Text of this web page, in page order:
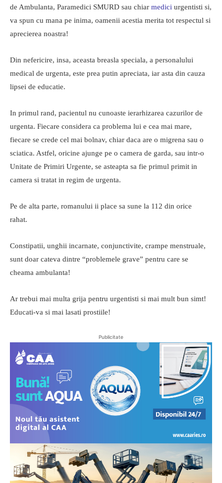
de Ambulanta, Paramedici SMURD sau chiar medici urgentisti si,
va spun cu mana pe inima, oamenii acestia merita tot respectul si
aprecierea noastra!
Din nefericire, insa, aceasta breasla speciala, a personalului
medical de urgenta, este prea putin apreciata, iar asta din cauza
lipsei de educatie.
In primul rand, pacientul nu cunoaste ierarhizarea cazurilor de
urgenta. Fiecare considera ca problema lui e cea mai mare,
fiecare se crede cel mai bolnav, chiar daca are o migrena sau o
sciatica. Astfel, oricine ajunge pe o camera de garda, sau intr-o
Unitate de Primiri Urgente, se asteapta sa fie primul primit in
camera si tratat in regim de urgenta.
Pe de alta parte, romanului ii place sa sune la 112 din orice
rahat.
Constipatii, unghii incarnate, conjunctivite, crampe menstruale,
sunt doar cateva dintre “problemele grave” pentru care se
cheama ambulanta!
Ar trebui mai multa grija pentru urgentisti si mai mult bun simt!
Educati-va si mai lasati prostiile!
Publicitate